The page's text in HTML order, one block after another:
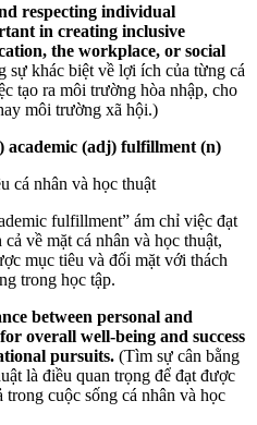
respecting individual
in creating inclusive
the workplace, or social
sự khác biệt về lợi ích của từng cá
tạo ra môi trường hòa nhập, cho
môi trường xã hội.)
academic (adj) fulfillment (n)
cá nhân và học thuật
fulfillment” ám chỉ việc đạt
về mặt cá nhân và học thuật,
mục tiêu và đối mặt với thách
trong học tập.
between personal and
overall well-being and success
pursuits. (Tìm sự cân bằng
là điều quan trọng để đạt được
cuộc sống cá nhân và học